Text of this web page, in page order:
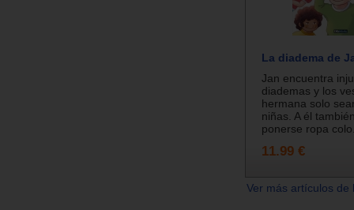
La diadema de
Jan encuentra
diademas y los
hermana solo
niñas. A él
ponerse ropa
11.99 €
Ver más artículos